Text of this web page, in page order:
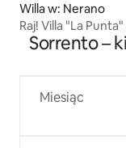
Willa w: Nerano
Raj! Villa "La
Sorrento –
Miesiąc